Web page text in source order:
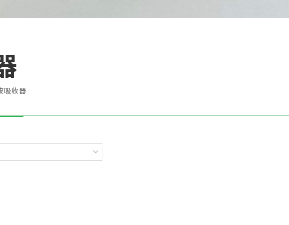
吸收器